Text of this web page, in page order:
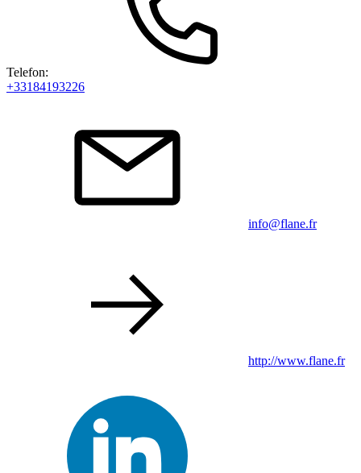
Telefon:
+33184193226
info@flane.fr
http://www.flane.fr